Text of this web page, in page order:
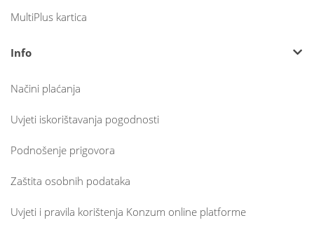
MultiPlus kartica
Info
Načini plaćanja
Uvjeti iskorištavanja pogodnosti
Podnošenje prigovora
Zaštita osobnih podataka
Uvjeti i pravila korištenja Konzum online platforme